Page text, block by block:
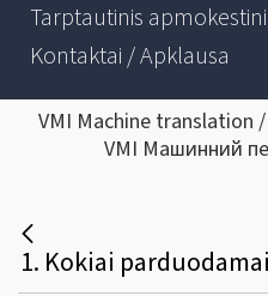
Tarptautinis
Kontaktai / Apklausa
VMI Machine
VMI Машинний